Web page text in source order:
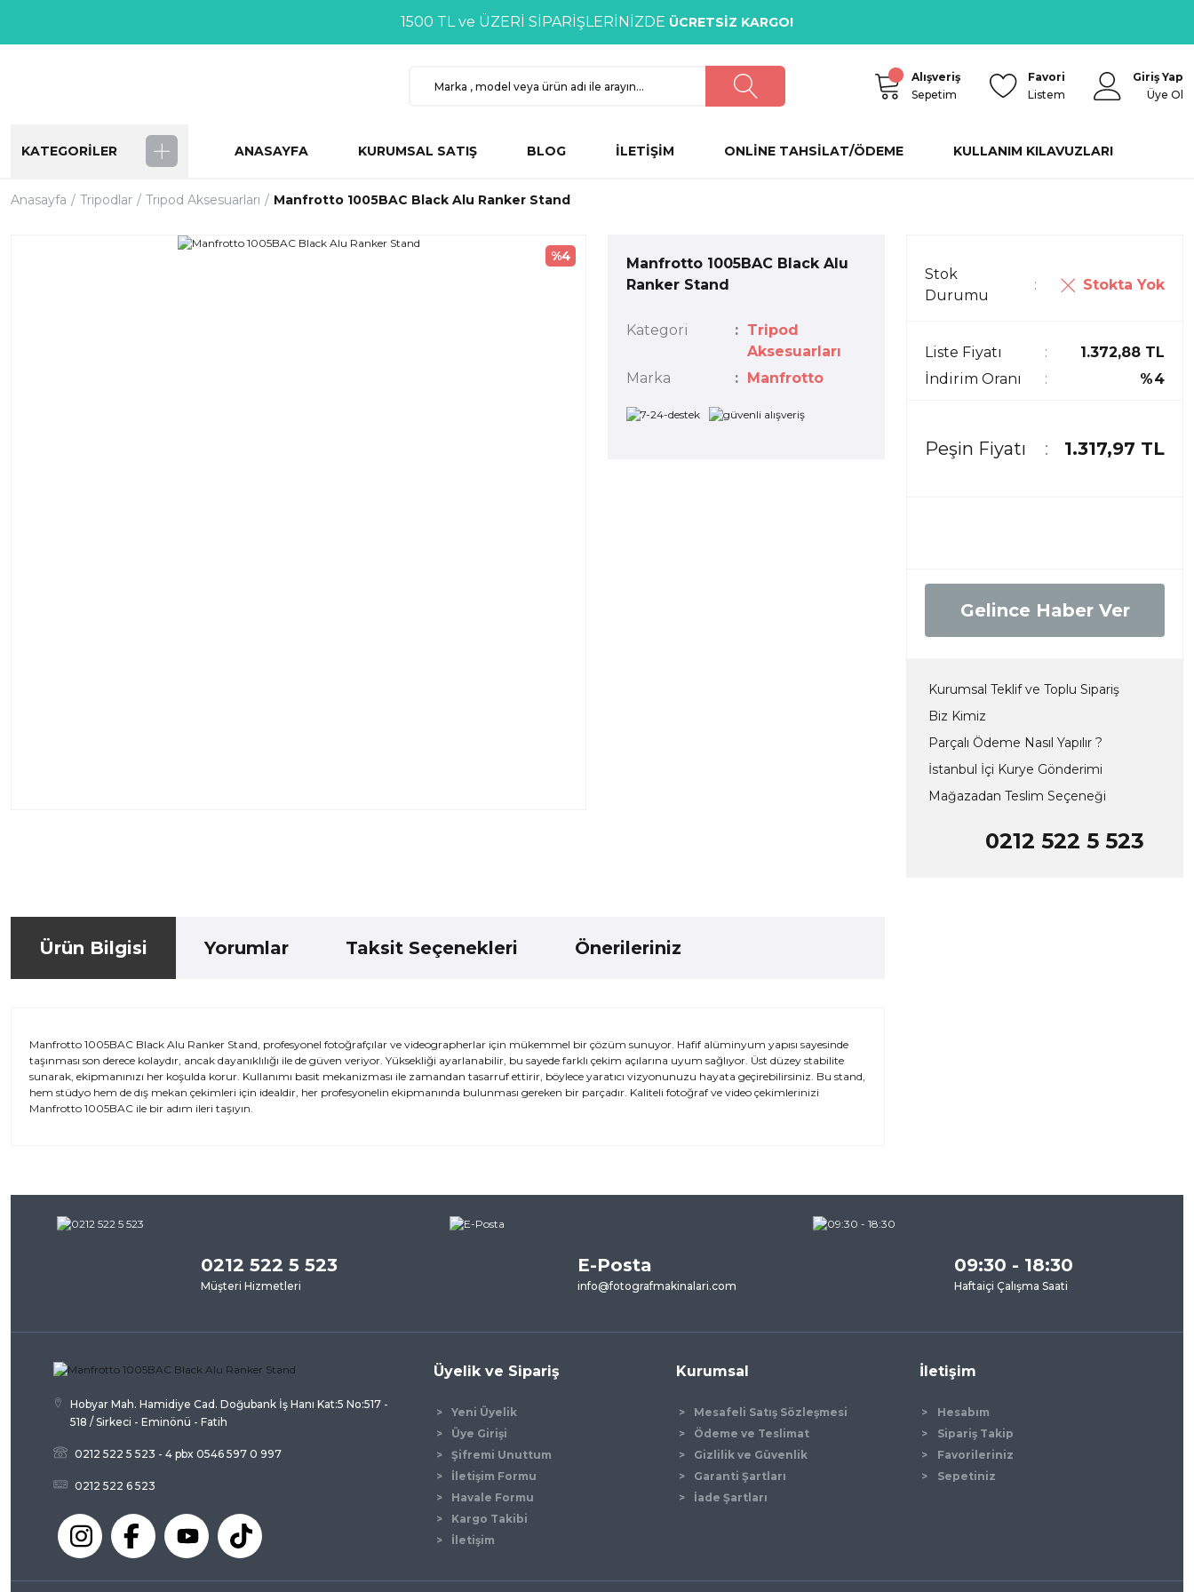
1500 TL ve ÜZERİ SİPARİŞLERİNİZDE ÜCRETSİZ KARGO!
Alışveriş
Sepetim
Favori
Listem
Giriş Yap
Üye Ol
KATEGORİLER ANASAYFA KURUMSAL SATIŞ BLOG İLETİŞİM ONLİNE TAHSİLAT/ÖDEME KULLANIM KILAVUZLARI
Anasayfa Tripodlar Tripod Aksesuarları Manfrotto 1005BAC Black Alu Ranker Stand
%4
Manfrotto 1005BAC Black Alu
Ranker Stand
Kategori
Tripod
Aksesuarları
Marka
Manfrotto
Stok
Durumu
Stokta Yok
Liste Fiyatı
1.372,88 TL
İndirim Oranı
%4
Peşin Fiyatı 1.317,97 TL
Gelince Haber Ver
Kurumsal Teklif ve Toplu Sipariş
Biz Kimiz
Parçalı Ödeme Nasıl Yapılır ?
İstanbul İçi Kurye Gönderimi
Mağazadan Teslim Seçeneği
0212 522 5 523
Ürün Bilgisi Yorumlar Taksit Seçenekleri Önerileriniz
Manfrotto 1005BAC Black Alu Ranker Stand, profesyonel fotoğrafçılar ve videographerlar için mükemmel bir çözüm sunuyor. Hafif alüminyum yapısı sayesinde
taşınması son derece kolaydır, ancak dayanıklılığı ile de güven veriyor. Yüksekliği ayarlanabilir, bu sayede farklı çekim açılarına uyum sağlıyor. Üst düzey stabilite
sunarak, ekipmanınızı her koşulda korur. Kullanımı basit mekanizması ile zamandan tasarruf ettirir, böylece yaratıcı vizyonunuzu hayata geçirebilirsiniz. Bu stand,
hem stüdyo hem de dış mekan çekimleri için idealdir, her profesyonelin ekipmanında bulunması gereken bir parçadır. Kaliteli fotoğraf ve video çekimlerinizi
Manfrotto 1005BAC ile bir adım ileri taşıyın.
Görüş ve önerileriniz için teşekkür ederiz.
Ürün resmi kalitesiz, bozuk veya görüntülenemiyor.
Ürün açıklamasında eksik bilgiler bulunuyor.
Ürün fiyatı diğer sitelerden daha pahalı.
Bu ürüne benzer farklı alternatifler olmalı.
Gönder
0212 522 5 523
Müşteri Hizmetleri
E-Posta
info@fotografmakinalari.com
09:30 - 18:30
Haftaiçi Çalışma Saati
Hobyar Mah. Hamidiye Cad. Doğubank İş Hanı Kat:5 No:517 -
518 / Sirkeci - Eminönü - Fatih
0212 522 5 523 - 4 pbx 0546 597 0 997
0212 522 6 523
Üyelik ve Sipariş
Yeni Üyelik
Üye Girişi
Şifremi Unuttum
İletişim Formu
Havale Formu
Kargo Takibi
İletişim
Kurumsal
Mesafeli Satış Sözleşmesi
Ödeme ve Teslimat
Gizlilik ve Güvenlik
Garanti Şartları
İade Şartları
İletişim
Hesabım
Sipariş Takip
Favorileriniz
Sepetiniz